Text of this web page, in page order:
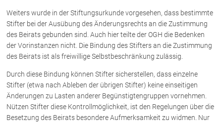
Weiters wurde in der Stiftungsurkunde vorgesehen, dass bestimmte
Stifter bei der Ausübung des Änderungsrechts an die Zustimmung
des Beirats gebunden sind. Auch hier teilte der OGH die Bedenken
der Vorinstanzen nicht. Die Bindung des Stifters an die Zustimmung
des Beirats ist als freiwillige Selbstbeschränkung zulässig.
Durch diese Bindung können Stifter sicherstellen, dass einzelne
Stifter (etwa nach Ableben der übrigen Stifter) keine einseitigen
Änderungen zu Lasten anderer Begünstigtengruppen vornehmen.
Nützen Stifter diese Kontrollmöglichkeit, ist den Regelungen über die
Besetzung des Beirats besondere Aufmerksamkeit zu widmen. Nur